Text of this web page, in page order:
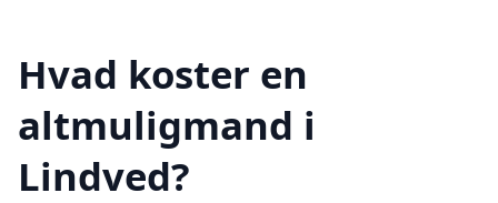
Hvad koster en
altmuligmand i
Lindved?